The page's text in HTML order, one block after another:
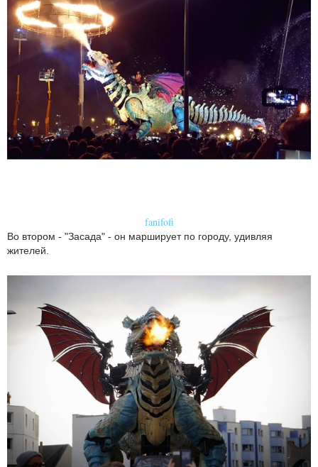
fanifofi
Во втором - "Засада" - он марширует по городу, удивляя
жителей.